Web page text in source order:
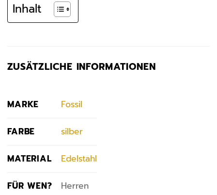
Inhalt
ZUSÄTZLICHE INFORMATIONEN
MARKE Fossil
FARBE silber
MATERIAL Edelstahl
FÜR WEN? Herren